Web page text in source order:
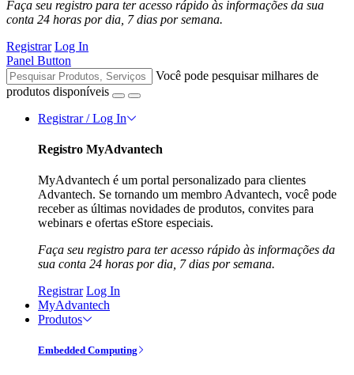
Faça seu registro para ter acesso rápido às informações da sua
conta 24 horas por dia, 7 dias por semana.
Registrar Log In
Panel Button
Você pode pesquisar milhares de
produtos disponíveis
Registrar / Log In
Registro MyAdvantech
MyAdvantech é um portal personalizado para clientes
Advantech. Se tornando um membro Advantech, você pode
receber as últimas novidades de produtos, convites para
webinars e ofertas eStore especiais.
Faça seu registro para ter acesso rápido às informações da
sua conta 24 horas por dia, 7 dias por semana.
Registrar Log In
MyAdvantech
Produtos
Embedded Computing